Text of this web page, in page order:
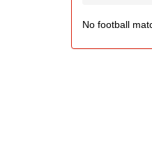
No football